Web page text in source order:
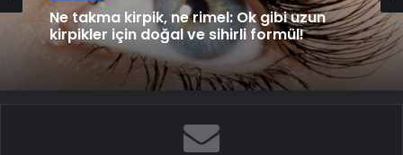
Ne takma kirpik, ne rimel: Ok gibi uzun
kirpikler için doğal ve sihirli formül!